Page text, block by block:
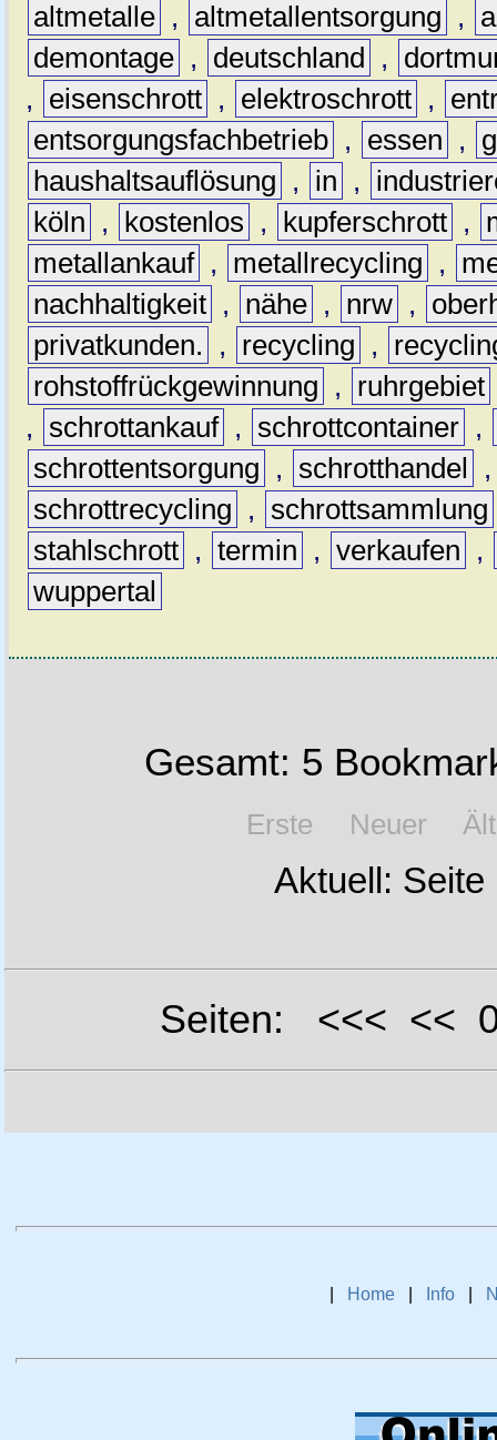
altmetalle , altmetallentsorgung ,
demontage , deutschland ,
,
eisenschrott , elektroschrott ,
entsorgungsfachbetrieb , essen ,
haushaltsauflösung
, in ,
köln
, kostenlos , kupferschrott ,
metallankauf , metallrecycling ,
nachhaltigkeit , nähe , nrw ,
privatkunden.
, recycling ,
rohstoffrückgewinnung
, ruhrgebiet
,
schrottankauf , schrottcontainer ,
schrottentsorgung
, schrotthandel
schrottrecycling
, schrottsammlung
stahlschrott , termin , verkaufen
,
wuppertal
Gesamt: 5
Erste Neuer
Aktuell: Seite
Seiten: <<< <<
Home Info